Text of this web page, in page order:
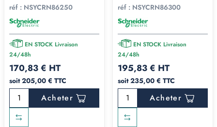
réf : NSYCRN86250
EN STOCK Livraison
24/48h
170,83 € HT
soit 205,00 € TTC
Acheter
réf : NSYCRN86300
EN STOCK Livraison
24/48h
195,83 € HT
soit 235,00 € TTC
Acheter